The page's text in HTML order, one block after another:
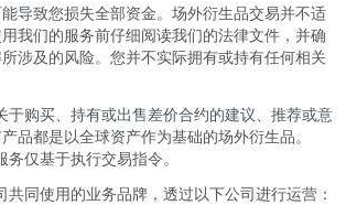
导致您损失全部资金。场外衍生品交易并不适
我们的服务前仔细阅读我们的法律文件，并确
涉及的风险。您并不实际拥有或持有任何相关
于购买、持有或出售差价合约的建议、推荐或意
品都是以全球资产作为基础的场外衍生品。
仅基于执行交易指令。
同使用的业务品牌，透过以下公司进行运营：